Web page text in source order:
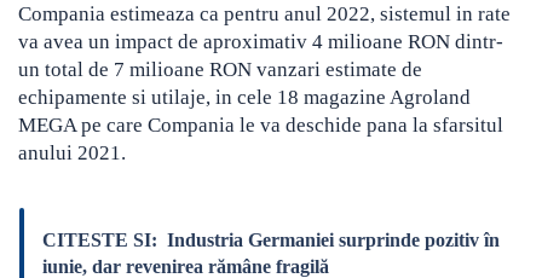
Compania estimeaza ca pentru anul 2022, sistemul in rate
va avea un impact de aproximativ 4 milioane RON dintr-
un total de 7 milioane RON vanzari estimate de
echipamente si utilaje, in cele 18 magazine Agroland
MEGA pe care Compania le va deschide pana la sfarsitul
anului 2021.
CITESTE SI: Industria Germaniei surprinde pozitiv în
iunie, dar revenirea rămâne fragilă